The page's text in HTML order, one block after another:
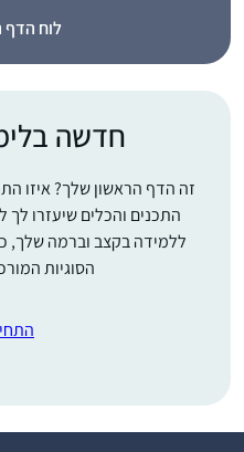
לוח הדף
חדשה
זה הדף הראשון שלך? איזו
התכנים והכלים שיעזרו
ללמידה בקצב וברמה שלך,
הסוגיות